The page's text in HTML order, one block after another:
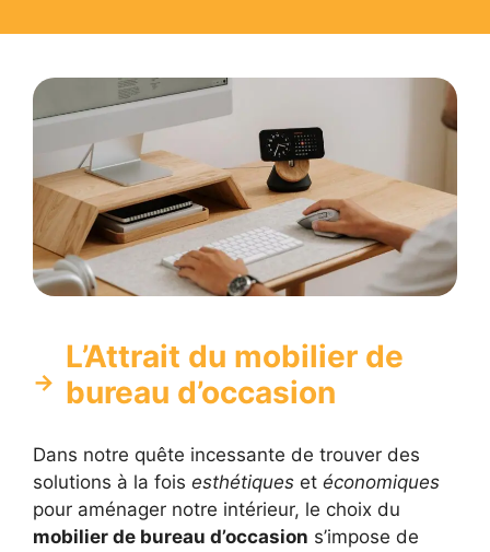
L’Attrait du mobilier de
bureau d’occasion
Dans notre quête incessante de trouver des
solutions à la fois esthétiques et économiques
pour aménager notre intérieur, le choix du
mobilier de bureau d’occasion s’impose de